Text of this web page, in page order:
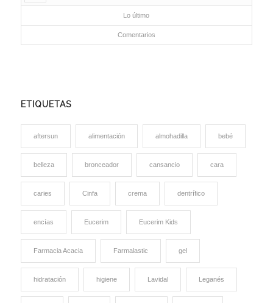
Lo último
Comentarios
ETIQUETAS
aftersun alimentación almohadilla bebé
belleza bronceador cansancio cara
caries Cinfa crema dentrífico
encías Eucerim Eucerim Kids
Farmacia Acacia Farmalastic gel
hidratación higiene Lavidal Leganés